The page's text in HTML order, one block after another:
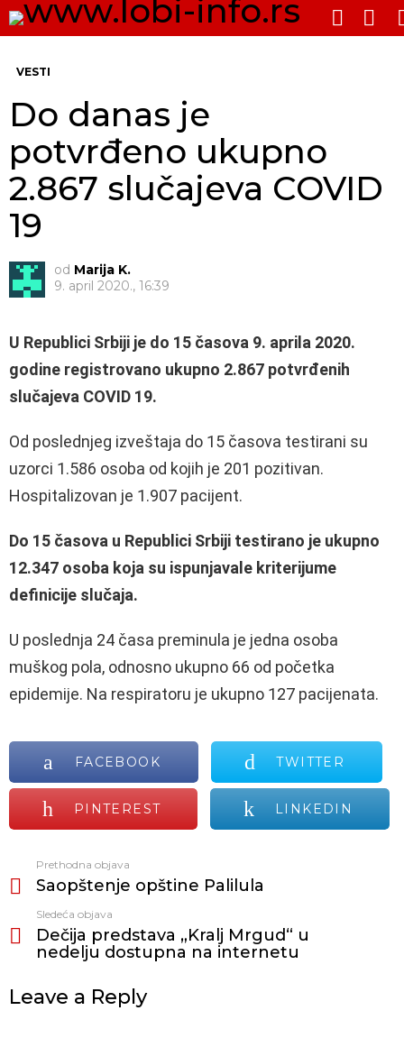
SWITCH
SKIN
VESTI
Do danas je
potvrđeno ukupno
2.867 slučajeva COVID
19
od Marija K.
9. april 2020., 16:39
U Republici Srbiji je do 15 časova 9. aprila 2020.
godine registrovano ukupno 2.867 potvrđenih
slučajeva COVID 19.
Od poslednjeg izveštaja do 15 časova testirani su
uzorci 1.586 osoba od kojih je 201 pozitivan.
Hospitalizovan je 1.907 pacijent.
Do 15 časova u Republici Srbiji testirano je ukupno
12.347 osoba koja su ispunjavale kriterijume
definicije slučaja.
U poslednja 24 časa preminula je jedna osoba
muškog pola, odnosno ukupno 66 od početka
epidemije. Na respiratoru je ukupno 127 pacijenata.
FACEBOOK TWITTER
PINTEREST LINKEDIN
još
Prethodna objava
Saopštenje opštine Palilula
Sledeća objava
Dečija predstava „Kralj Mrgud“ u
nedelju dostupna na internetu
Leave a Reply